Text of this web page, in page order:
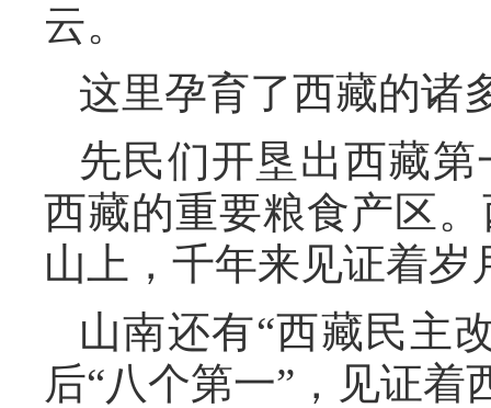
云。
这里孕育了西藏的诸
先民们开垦出西藏
西藏的重要粮食产区
山上，千年来见证着岁
山南还有“西藏民主
后“八个第一”，见证